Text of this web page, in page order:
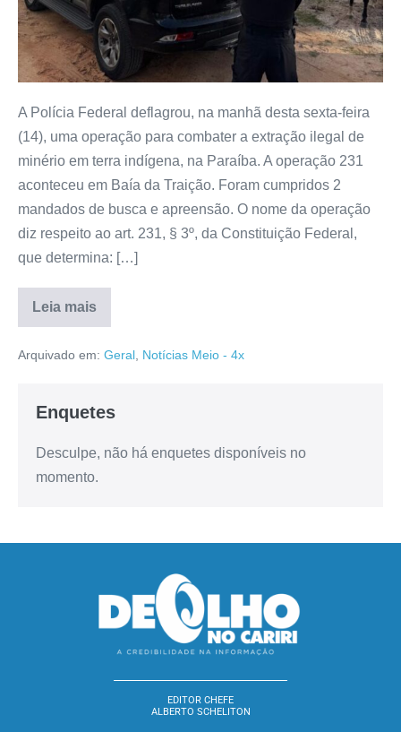
A Polícia Federal deflagrou, na manhã desta sexta-feira
(14), uma operação para combater a extração ilegal de
minério em terra indígena, na Paraíba. A operação 231
aconteceu em Baía da Traição. Foram cumpridos 2
mandados de busca e apreensão. O nome da operação
diz respeito ao art. 231, § 3º, da Constituição Federal,
que determina: […]
Leia mais
Arquivado em: Geral, Notícias Meio - 4x
Enquetes
Desculpe, não há enquetes disponíveis no
momento.
EDITOR CHEFE
ALBERTO SCHELITON